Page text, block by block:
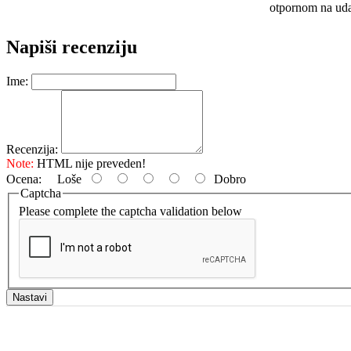
otpornom na
Napiši recenziju
Ime:
Recenzija:
Note: HTML nije preveden!
Ocena: Loše
Dobro
Captcha
Please complete the captcha validation below
Nastavi